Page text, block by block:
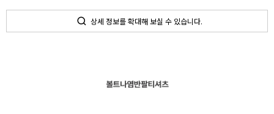
상세 정보를 확대해 보실 수 있습니다.